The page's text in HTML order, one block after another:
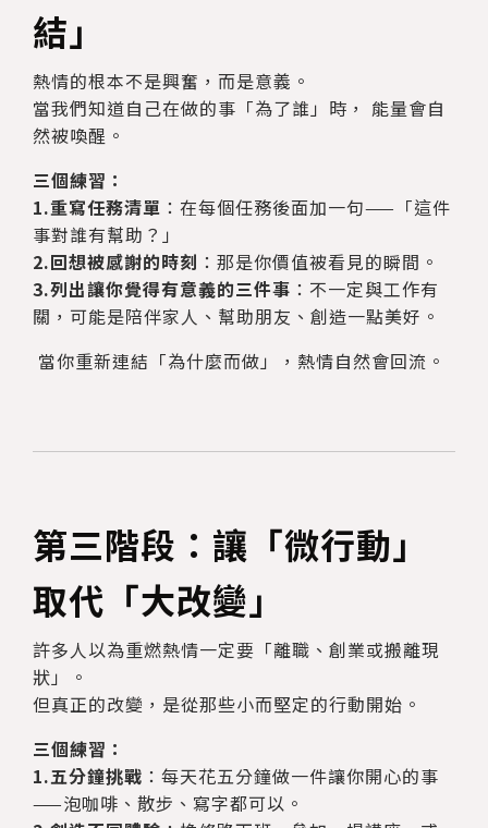
結」
熱情的根本不是興奮，而是意義。
當我們知道自己在做的事「為了誰」時， 能量會自
然被喚醒。
三個練習：
1.重寫任務清單 ：在每個任務後面加一句——「這件
事對誰有幫助？」
2.回想被感謝的時刻 ：那是你價值被看見的瞬間。
3.列出讓你覺得有意義的三件事 ：不一定與工作有
關，可能是陪伴家人、幫助朋友、創造一點美好。
當你重新連結「為什麼而做」，熱情自然會回流。
第三階段：讓「微行動」
取代「大改變」
許多人以為重燃熱情一定要「離職、創業或搬離現
狀」。
但真正的改變，是從那些小而堅定的行動開始。
三個練習：
1.五分鐘挑戰 ：每天花五分鐘做一件讓你開心的事
——泡咖啡、散步、寫字都可以。